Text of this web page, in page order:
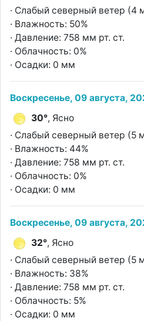
· Слабый северный ветер (4
· Влажность: 50%
· Давление: 758 мм рт. ст.
· Облачность: 0%
· Осадки: 0 мм
Воскресенье, 09 августа,
30°, Ясно
· Слабый северный ветер (5
· Влажность: 44%
· Давление: 758 мм рт. ст.
· Облачность: 0%
· Осадки: 0 мм
Воскресенье, 09 августа,
32°, Ясно
· Слабый северный ветер (5
· Влажность: 38%
· Давление: 758 мм рт. ст.
· Облачность: 5%
· Осадки: 0 мм